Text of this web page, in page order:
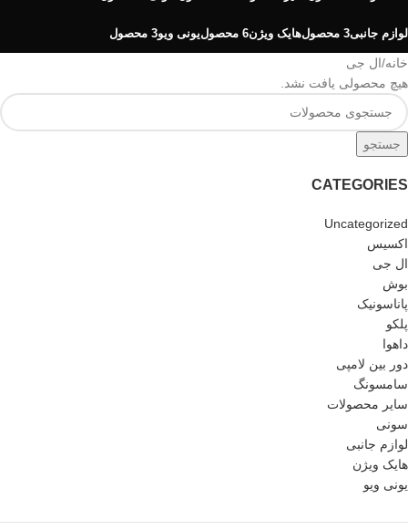
لوازم جانبی3 محصول هایک ویژن6 محصول یونی ویو3 محصول
CATEGORIES
Uncategorized
اکسیس
ال جی
بوش
پاناسونیک
پلکو
داهوا
دور بین لامپی
سامسونگ
سایر محصولات
سونی
لوازم جانبی
هایک ویژن
یونی ویو
خانه ال جی
هیچ محصولی یافت نشد.
جستجو